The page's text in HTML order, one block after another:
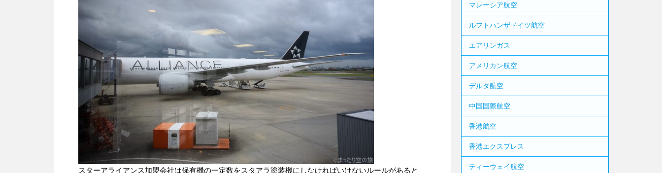
スターアライアンス加盟会社は保有機の一定数をスタアラ塗装機にしなければいけないルールがあると
マレーシア航空
ルフトハンザドイツ航空
エアリンガス
アメリカン航空
デルタ航空
中国国際航空
香港航空
香港エクスプレス
ティーウェイ航空